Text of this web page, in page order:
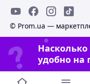
© Prom.ua —
Насколько
удобно на